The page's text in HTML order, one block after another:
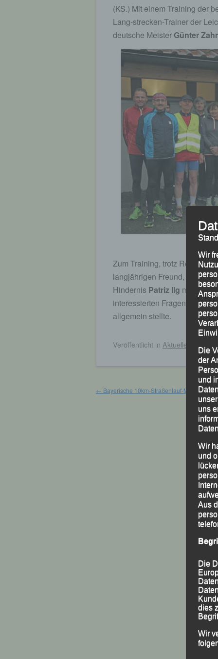
(KS.) Mit einem Training der
Lang-strecken-Trainer der
deutsche Meister Günter
Zum Training, trotz
langjährigen Freund, den
Hindernis Patriz Ilg mit, der
interessierten Fragen zu
allgemein stellte.
Veröffentlicht in Aktuelles
Beitragsnavigation
← Bayerische 10km-Straßenlauf-
Wir
Die
der
und
uns
Wir
und
Aus
Die
dies
Wir